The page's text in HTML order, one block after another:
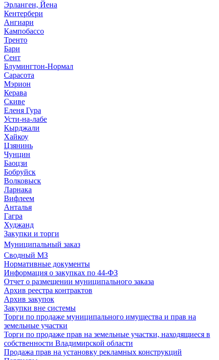
Эрланген, Йена
Кентербери
Ангиари
Кампобассо
Тренто
Бари
Сент
Блумингтон-Нормал
Сарасота
Мэрион
Керава
Скиве
Еленя Гура
Усти-на-лабе
Кырджали
Хайкоу
Цзянинь
Чунцин
Баоцзи
Бобруйск
Волковыск
Ларнака
Вифлеем
Анталья
Гагра
Худжанд
Закупки и торги
Муниципальный заказ
Сводный МЗ
Нормативные документы
Информация о закупках по 44-ФЗ
Отчет о размещении муниципального заказа
Архив реестра контрактов
Архив закупок
Закупки вне системы
Торги по продаже муниципального имущества и прав на
земельные участки
Торги по продаже прав на земельные участки, находящиеся в
собственности Владимирской области
Продажа прав на установку рекламных конструкций